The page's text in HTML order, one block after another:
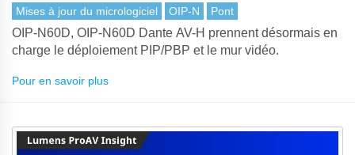
Mises à jour du micrologiciel OIP-N Pont
OIP-N60D, OIP-N60D Dante AV-H prennent désormais en
charge le déploiement PIP/PBP et le mur vidéo.
Pour en savoir plus